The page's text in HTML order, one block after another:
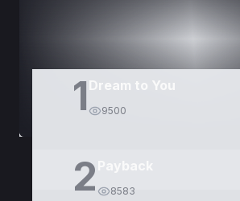
1 Dream to You
9500
2 8583